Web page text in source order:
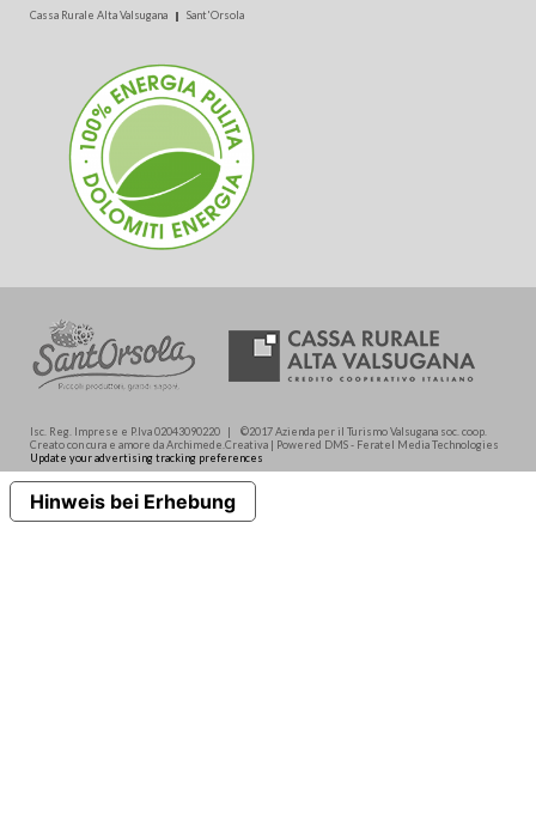
Cassa Rurale Alta Valsugana Sant'Orsola
Isc. Reg. Imprese e P.Iva 02043090220 | ©2017 Azienda per il Turismo Valsugana soc. coop.
Creato con cura e amore da Archimede.Creativa | Powered DMS - Feratel Media Technologies
Update your advertising tracking preferences
Hinweis bei Erhebung